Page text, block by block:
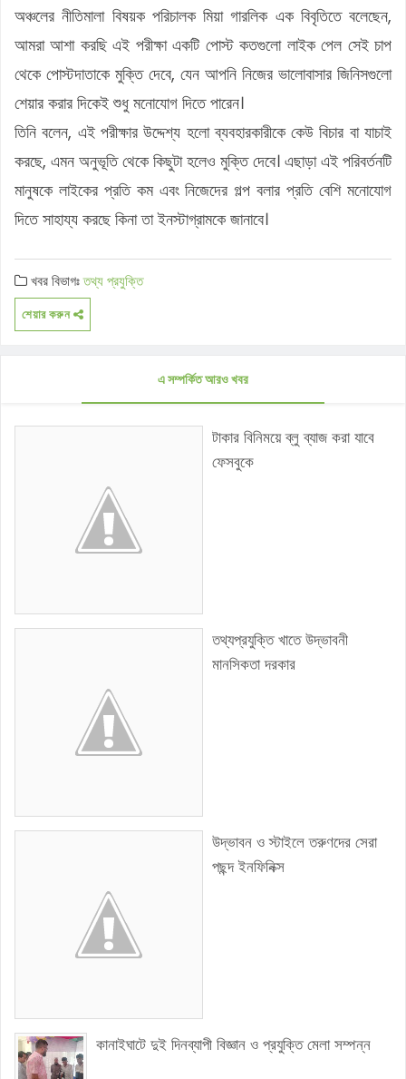
অঞ্চলের নীতিমালা বিষয়ক পরিচালক মিয়া গারলিক এক বিবৃতিতে বলেছেন,
আমরা আশা করছি এই পরীক্ষা একটি পোস্ট কতগুলো লাইক পেল সেই চাপ
থেকে পোস্টদাতাকে মুক্তি দেবে, যেন আপনি নিজের ভালোবাসার জিনিসগুলো
শেয়ার করার দিকেই শুধু মনোযোগ দিতে পারেন।
তিনি বলেন, এই পরীক্ষার উদ্দেশ্য হলো ব্যবহারকারীকে কেউ বিচার বা যাচাই
করছে, এমন অনুভূতি থেকে কিছুটা হলেও মুক্তি দেবে। এছাড়া এই পরিবর্তনটি
মানুষকে লাইকের প্রতি কম এবং নিজেদের গল্প বলার প্রতি বেশি মনোযোগ
দিতে সাহায্য করছে কিনা তা ইনস্টাগ্রামকে জানাবে।
খবর বিভাগঃতথ্য প্রযুক্তি
শেয়ার করুন
এ সম্পর্কিত আরও খবর
টাকার বিনিময়ে ব্লু ব্যাজ করা যাবে
ফেসবুকে
তথ্যপ্রযুক্তি খাতে উদ্ভাবনী
মানসিকতা দরকার
উদ্ভাবন ও স্টাইলে তরুণদের সেরা
পছন্দ ইনফিনিক্স
কানাইঘাটে দুই দিনব্যাপী বিজ্ঞান ও প্রযুক্তি মেলা সম্পন্ন